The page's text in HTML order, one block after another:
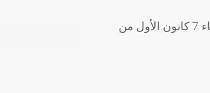
إجتماع أولياء أمور طلاب صف السابع والتاسع (قسم الدعم التربوي) يوم الثلاثاء 7 كانون الأول من